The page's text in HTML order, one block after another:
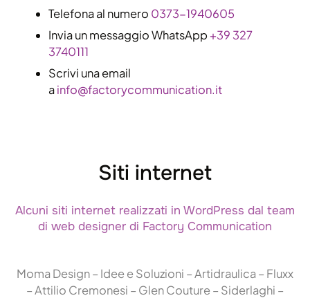
Telefona al numero 0373-1940605
Invia un messaggio WhatsApp +39 327
3740111
Scrivi una email
ainfo@factorycommunication.it
Siti internet
Alcuni siti internet realizzati in WordPress dal team
di web designer di Factory Communication
Moma Design– Idee e Soluzioni –Artidraulica – Fluxx
–Attilio Cremonesi – Glen Couture– Siderlaghi –